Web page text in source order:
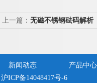
上一篇： 无磁不锈钢砝码解析
新闻动态
产品中心
沪ICP备14048417号-6